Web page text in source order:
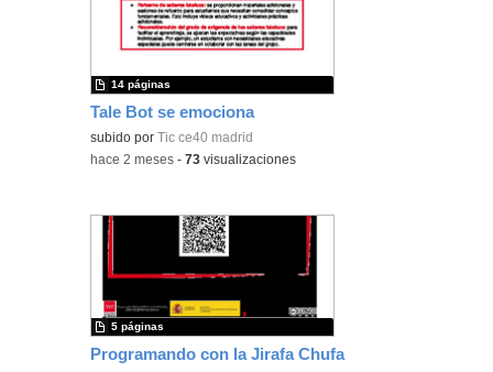
Tale Bot se emociona
subido por Tic ce40 madrid
14 páginas
-hace 2 meses -73 visualizaciones
Programando con la Jirafa Chufa
5 páginas